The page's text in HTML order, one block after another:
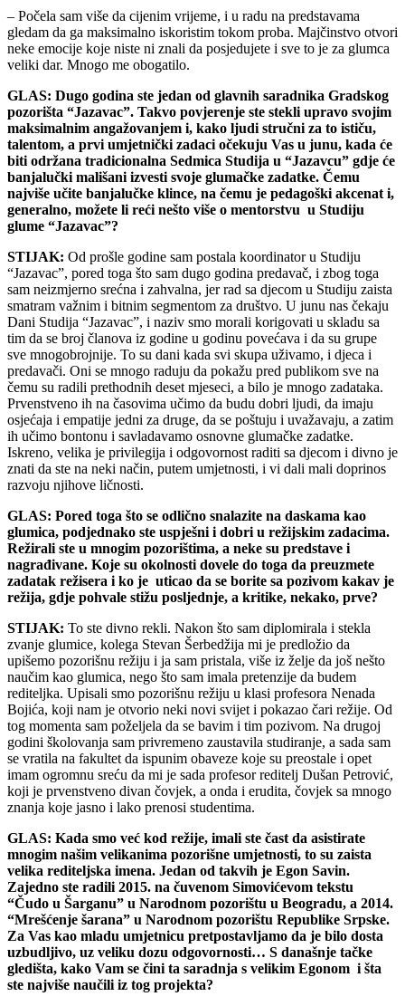
– Počela sam više da cijenim vrijeme, i u radu na predstavama
gledam da ga maksimalno iskoristim tokom proba. Majčinstvo otvori
neke emocije koje niste ni znali da posjedujete i sve to je za glumca
veliki dar. Mnogo me obogatilo.
GLAS: Dugo godina ste jedan od glavnih saradnika Gradskog
pozorišta “Jazavac”. Takvo povjerenje ste stekli upravo svojim
maksimalnim angažovanjem i, kako ljudi stručni za to ističu,
talentom, a prvi umjetnički zadaci očekuju Vas u junu, kada će
biti održana tradicionalna Sedmica Studija u “Jazavcu” gdje će
banjalučki mališani izvesti svoje glumačke zadatke. Čemu
najviše učite banjalučke klince, na čemu je pedagoški akcenat i,
generalno, možete li reći nešto više o mentorstvu u Studiju
glume “Jazavac”?
STIJAK: Od prošle godine sam postala koordinator u Studiju
“Jazavac”, pored toga što sam dugo godina predavač, i zbog toga
sam neizmjerno srećna i zahvalna, jer rad sa djecom u Studiju zaista
smatram važnim i bitnim segmentom za društvo. U junu nas čekaju
Dani Studija “Jazavac”, i naziv smo morali korigovati u skladu sa
tim da se broj članova iz godine u godinu povećava i da su grupe
sve mnogobrojnije. To su dani kada svi skupa uživamo, i djeca i
predavači. Oni se mnogo raduju da pokažu pred publikom sve na
čemu su radili prethodnih deset mjeseci, a bilo je mnogo zadataka.
Prvenstveno ih na časovima učimo da budu dobri ljudi, da imaju
osjećaja i empatije jedni za druge, da se poštuju i uvažavaju, a zatim
ih učimo bontonu i savladavamo osnovne glumačke zadatke.
Iskreno, velika je privilegija i odgovornost raditi sa djecom i divno je
znati da ste na neki način, putem umjetnosti, i vi dali mali doprinos
razvoju njihove ličnosti.
GLAS: Pored toga što se odlično snalazite na daskama kao
glumica, podjednako ste uspješni i dobri u režijskim zadacima.
Režirali ste u mnogim pozorištima, a neke su predstave i
nagrađivane. Koje su okolnosti dovele do toga da preuzmete
zadatak režisera i ko je uticao da se borite sa pozivom kakav je
režija, gdje pohvale stižu posljednje, a kritike, nekako, prve?
STIJAK: To ste divno rekli. Nakon što sam diplomirala i stekla
zvanje glumice, kolega Stevan Šerbedžija mi je predložio da
upišemo pozorišnu režiju i ja sam pristala, više iz želje da još nešto
naučim kao glumica, nego što sam imala pretenzije da budem
rediteljka. Upisali smo pozorišnu režiju u klasi profesora Nenada
Bojića, koji nam je otvorio neki novi svijet i pokazao čari režije. Od
tog momenta sam poželjela da se bavim i tim pozivom. Na drugoj
godini školovanja sam privremeno zaustavila studiranje, a sada sam
se vratila na fakultet da ispunim obaveze koje su preostale i opet
imam ogromnu sreću da mi je sada profesor reditelj Dušan Petrović,
koji je prvenstveno divan čovjek, a onda i erudita, čovjek sa mnogo
znanja koje jasno i lako prenosi studentima.
GLAS: Kada smo već kod režije, imali ste čast da asistirate
mnogim našim velikanima pozorišne umjetnosti, to su zaista
velika rediteljska imena. Jedan od takvih je Egon Savin.
Zajedno ste radili 2015. na čuvenom Simovićevom tekstu
“Čudo u Šarganu” u Narodnom pozorištu u Beogradu, a 2014.
“Mrešćenje šarana” u Narodnom pozorištu Republike Srpske.
Za Vas kao mladu umjetnicu pretpostavljamo da je bilo dosta
uzbudljivo, uz veliku dozu odgovornosti… S današnje tačke
gledišta, kako Vam se čini ta saradnja s velikim Egonom i šta
ste najviše naučili iz tog projekta?